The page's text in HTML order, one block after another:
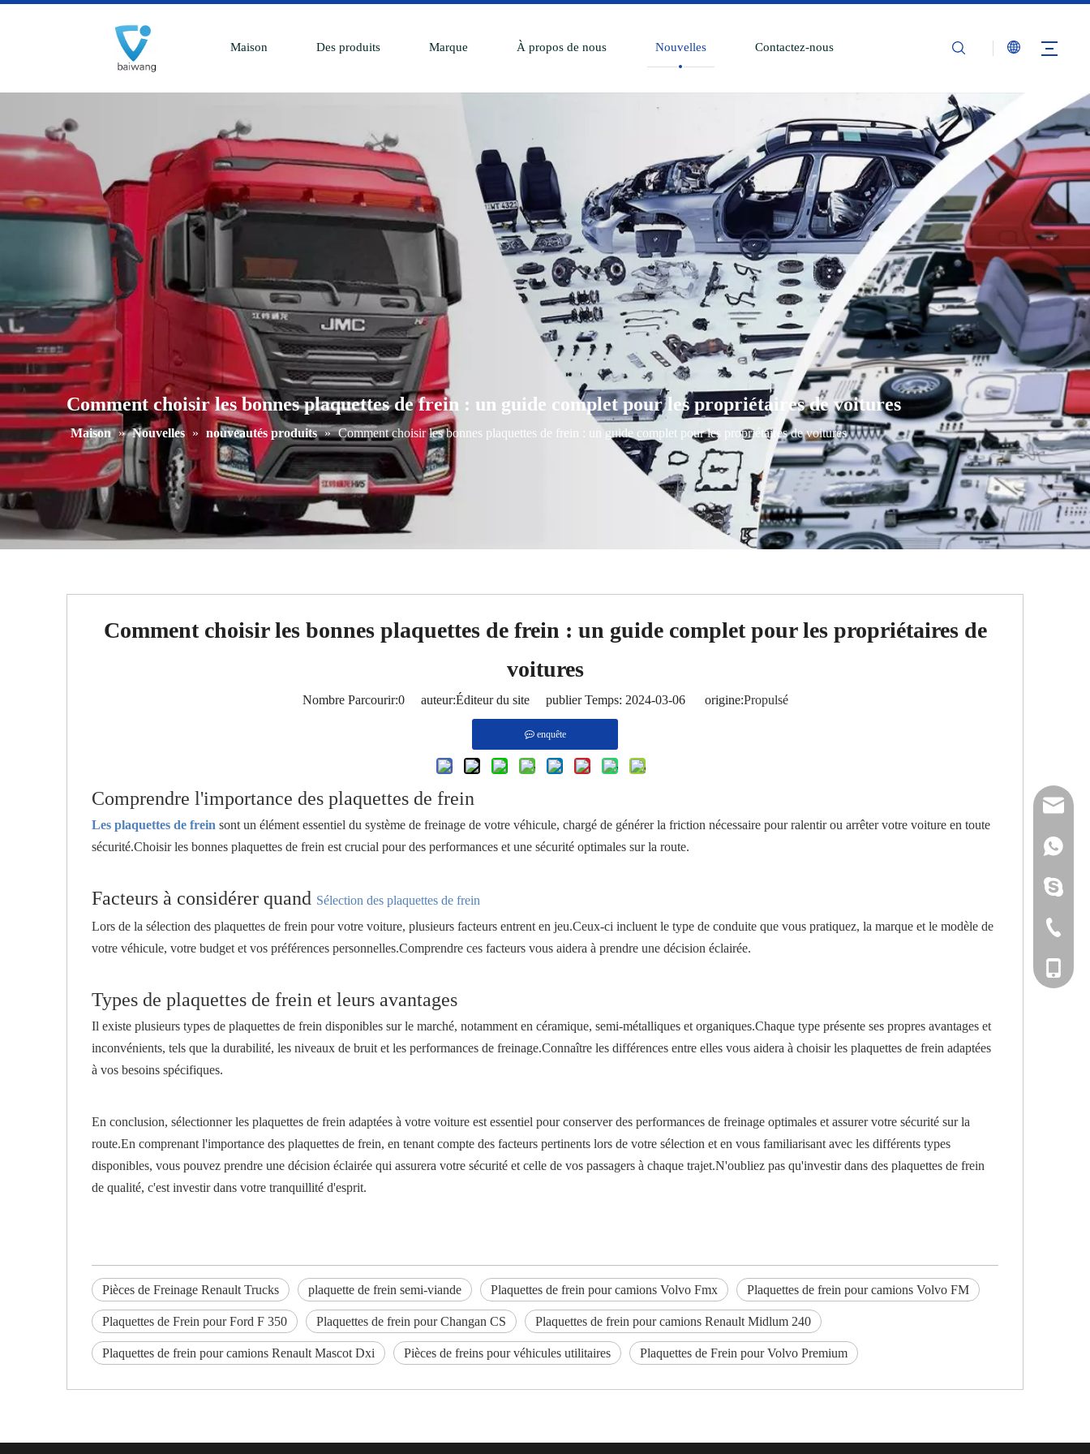
Maison Des produits Marque À propos de nous Nouvelles Contactez-nous
Comment choisir les bonnes plaquettes de frein : un guide complet pour les propriétaires de voitures
Maison » Nouvelles » nouveautés produits » Comment choisir les bonnes plaquettes de frein : un guide complet pour les propriétaires de voitures
Comment choisir les bonnes plaquettes de frein : un guide complet pour les propriétaires de
voitures
Nombre Parcourir:0auteur:Éditeur du site publier Temps: 2024-03-06 origine:Propulsé
enquête
Comprendre l'importance des plaquettes de frein
Les plaquettes de frein sont un élément essentiel du système de freinage de votre véhicule, chargé de générer la friction nécessaire pour ralentir ou arrêter votre voiture en toute
sécurité.Choisir les bonnes plaquettes de frein est crucial pour des performances et une sécurité optimales sur la route.
Facteurs à considérer quand Sélection des plaquettes de frein
Lors de la sélection des plaquettes de frein pour votre voiture, plusieurs facteurs entrent en jeu.Ceux-ci incluent le type de conduite que vous pratiquez, la marque et le modèle de
votre véhicule, votre budget et vos préférences personnelles.Comprendre ces facteurs vous aidera à prendre une décision éclairée.
Types de plaquettes de frein et leurs avantages
Il existe plusieurs types de plaquettes de frein disponibles sur le marché, notamment en céramique, semi-métalliques et organiques.Chaque type présente ses propres avantages et
inconvénients, tels que la durabilité, les niveaux de bruit et les performances de freinage.Connaître les différences entre elles vous aidera à choisir les plaquettes de frein adaptées
à vos besoins spécifiques.
En conclusion, sélectionner les plaquettes de frein adaptées à votre voiture est essentiel pour conserver des performances de freinage optimales et assurer votre sécurité sur la
route.En comprenant l'importance des plaquettes de frein, en tenant compte des facteurs pertinents lors de votre sélection et en vous familiarisant avec les différents types
disponibles, vous pouvez prendre une décision éclairée qui assurera votre sécurité et celle de vos passagers à chaque trajet.N'oubliez pas qu'investir dans des plaquettes de frein
de qualité, c'est investir dans votre tranquillité d'esprit.
Pièces de Freinage Renault Trucks plaquette de frein semi-viande Plaquettes de frein pour camions Volvo Fmx Plaquettes de frein pour camions Volvo FM
Plaquettes de Frein pour Ford F 350 Plaquettes de frein pour Changan CS Plaquettes de frein pour camions Renault Midlum 240
Plaquettes de frein pour camions Renault Mascot Dxi Pièces de freins pour véhicules utilitaires Plaquettes de Frein pour Volvo Premium
+86-
+86-